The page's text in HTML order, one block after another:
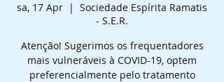
sa, 17 Apr
  |
Sociedade Espírita Ramatis
- S.E.R.
Atenção! Sugerimos os frequentadores
mais vulneráveis à COVID-19, optem
preferencialmente pelo tratamento